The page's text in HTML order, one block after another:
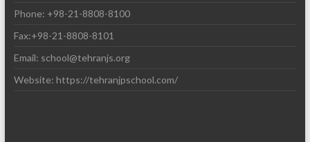
Phone: +98-21-8808-8100
Fax:+98-21-8808-8101
Email: school@tehranjs.org
Website: https://tehranjpschool.com/